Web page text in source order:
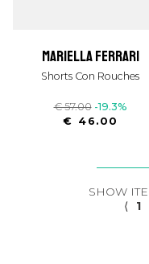
mariella ferrari
Shorts Con Rouches
€ 57.00 -19.3%
€ 46.00
SHOW
⟨
1